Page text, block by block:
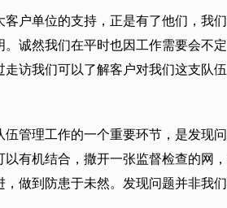
户单位的支持，正是有了他们，我
诚然我们在平时也因工作需要会不
访我们可以了解客户对我们这支队
管理工作的一个重要环节，是发现
有机结合，撒开一张监督检查的网
做到防患于未然。发现问题并非我